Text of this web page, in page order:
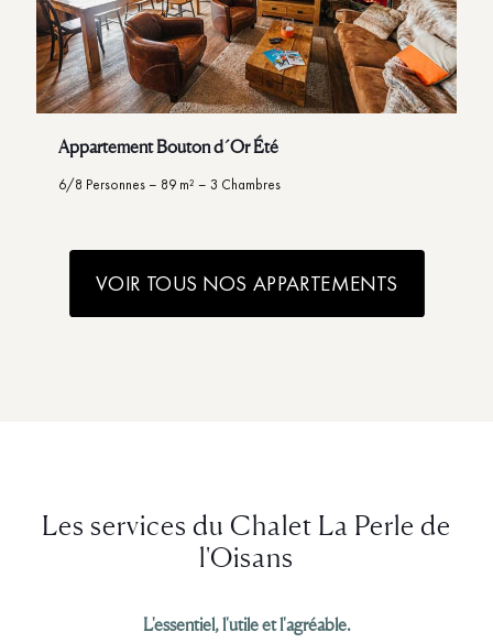
Appartement Bouton d´Or Été
6/8 Personnes – 89 m² – 3 Chambres
VOIR TOUS NOS APPARTEMENTS
Les services du Chalet La Perle de
l'Oisans
L'essentiel, l'utile et l'agréable.